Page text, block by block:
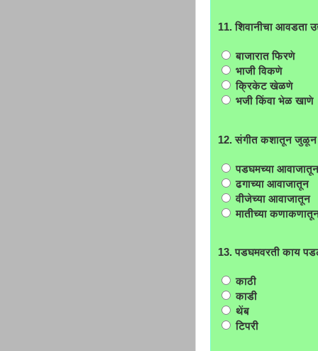
11. शिवानीचा आवडता
बाजारात फिरणे
भाजी विकणे
क्रिकेट खेळणे
भजी किंवा भेळ खाणे
12. संगीत कशातून
पडघमच्या आवाजातून
ढगाच्या आवाजातून
वीजेच्या आवाजातून
मातीच्या
13. पडघमवरती काय
काठी
काडी
थेंब
टिपरी